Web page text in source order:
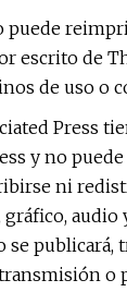
puede
escrito de
de uso o
Press
y no
ni
audio
se publicará,
o